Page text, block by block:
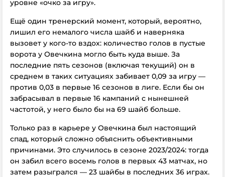
уровне «очко за игру».
Ещё один тренерский момент, который, вероятно,
лишил его немалого числа шайб и наверняка
вызовет у кого-то вздох: количество голов в пустые
ворота у Овечкина могло быть куда выше. За
последние пять сезонов (включая текущий) он в
среднем в таких ситуациях забивает 0,09 за игру —
против 0,03 в первые 16 сезонов в лиге. Если бы он
забрасывал в первые 16 кампаний с нынешней
частотой, у него было бы на 69 шайб больше.
Только раз в карьере у Овечкина был настоящий
спад, который сложно объяснить объективными
причинами. Это случилось в сезоне 2023/2024: тогда
он забил всего восемь голов в первых 43 матчах, но
затем разыгрался — 23 шайбы в последних 36 играх.